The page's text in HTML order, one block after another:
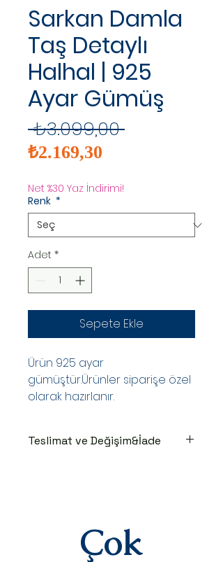
Sarkan Damla
Taş Detaylı
Halhal | 925
Ayar Gümüş
₺3.099,00 Normal
₺2.169,30
Net %30 Yaz İndirimi!
Renk *
Adet *
Sepete Ekle
Ürün 925 ayar
gümüştür.Ürünler siparişe özel
olarak hazırlanır.
Teslimat ve Değişim&İade
edilir.Kargoya teslim edildiğinde
takip numaranız,anlaşmalı kargo
firmamız olan Yurtiçi Kargo
Çok